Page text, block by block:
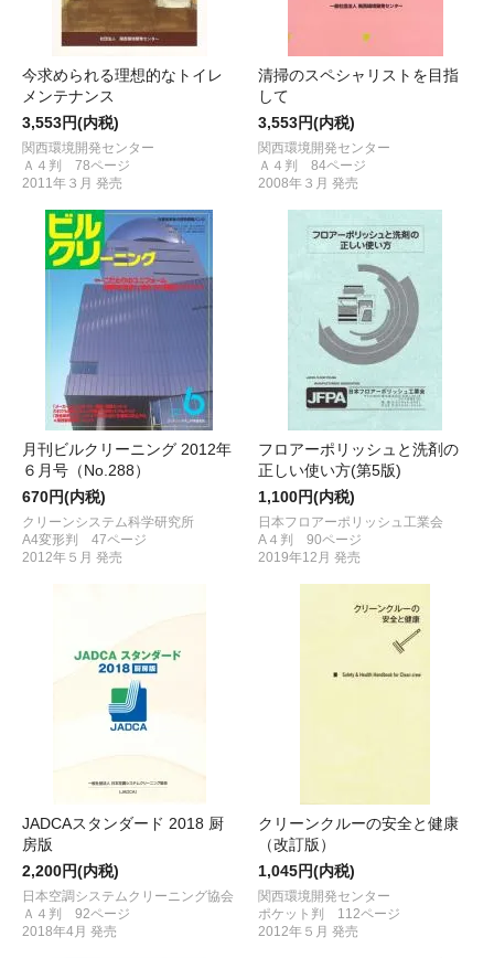
今求められる理想的なトイレ
メンテナンス
3,553円(内税)
関西環境開発センター
Ａ４判 78ページ
2011年３月 発売
清掃のスペシャリストを目指
して
3,553円(内税)
関西環境開発センター
Ａ４判 84ページ
2008年３月 発売
月刊ビルクリーニング 2012年
６月号（No.288）
670円(内税)
クリーンシステム科学研究所
A4変形判 47ページ
2012年５月 発売
フロアーポリッシュと洗剤の
正しい使い方(第5版)
1,100円(内税)
日本フロアーポリッシュ工業会
A４判 90ページ
2019年12月 発売
JADCAスタンダード 2018 厨
房版
2,200円(内税)
日本空調システムクリーニング協会
Ａ４判 92ページ
2018年4月 発売
クリーンクルーの安全と健康
（改訂版）
1,045円(内税)
関西環境開発センター
ポケット判 112ページ
2012年５月 発売